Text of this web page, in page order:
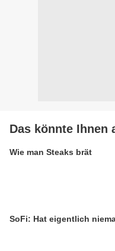
Das könnte Ihnen
Wie man Steaks brät
SoFi: Hat eigentlich